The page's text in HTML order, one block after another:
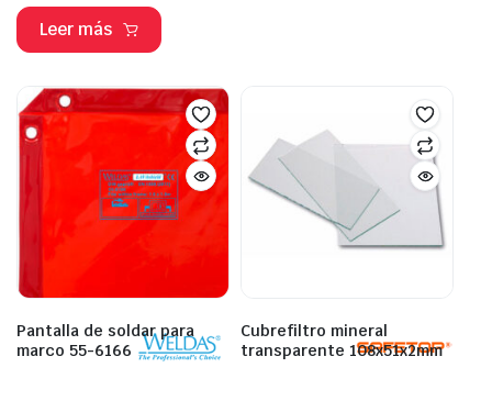
Leer más
Pantalla de soldar para
marco 55-6166
Cubrefiltro mineral
transparente 108x51x2mm